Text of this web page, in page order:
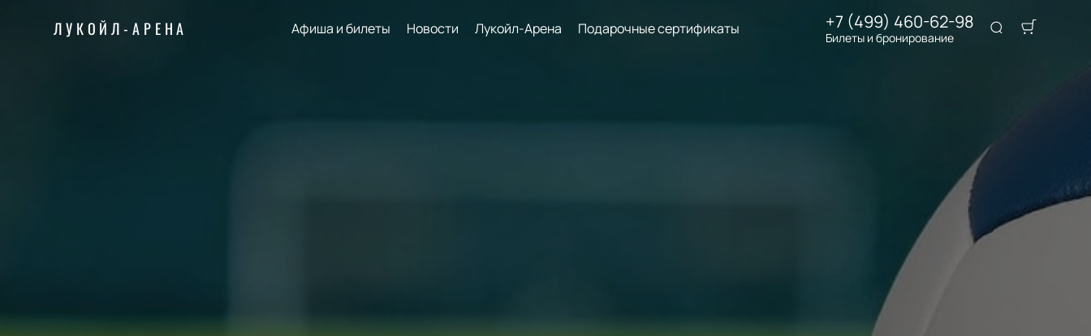
ЛУКОЙЛ-АРЕНА Афиша и билеты Новости Лукойл-Арена Подарочные сертификаты +7 (499) 460-62-98
Билеты и бронирование